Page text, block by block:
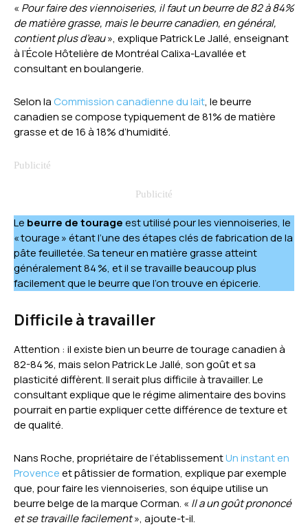
« Pour faire des viennoiseries, il faut un beurre de 82 à 84%
de matière grasse, mais le beurre canadien, en général,
contient plus d’eau», explique Patrick Le Jallé, enseignant
à l’École Hôtelière de Montréal Calixa-Lavallée et
consultant en boulangerie.
Selon la Commission canadienne du lait, le beurre
canadien se compose typiquement de 81% de matière
grasse et de 16 à 18% d’humidité.
Le beurre de tourageest utilisé pour les viennoiseries, le
« tourage » étant l’une des étapes clés de fabrication de la
pâte feuilletée. Sa teneur en matière grasse atteint
généralement 84 %, et il se travaille beaucoup plus
facilement que le beurre que l’on trouve en épicerie.
Difficile à travailler
Attention : il existe bien un beurre de tourage canadien à
82-84 %, mais selon Patrick Le Jallé, son goût et sa
plasticité diffèrent. Il serait plus difficile à travailler. Le
consultant explique que le régime alimentaire des bovins
pourrait en partie expliquer cette différence de texture et
de qualité.
Nans Roche, propriétaire de l’établissementUn instant en
Provenceet pâtissier de formation, explique par exemple
que, pour faire les viennoiseries, son équipe utilise un
beurre belge de la marque Corman. « Il a un goût prononcé
et se travaille facilement», ajoute-t-il.